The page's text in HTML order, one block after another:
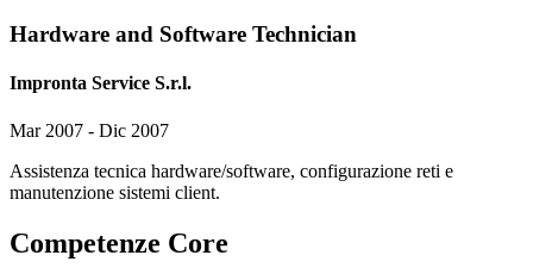
Hardware and Software Technician
Impronta Service S.r.l.
Mar 2007 - Dic 2007
Assistenza tecnica hardware/software, configurazione reti e
manutenzione sistemi client.
Competenze Core